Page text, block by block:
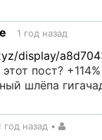
1 год назад
display/
пост?
шлёпа
год назад •